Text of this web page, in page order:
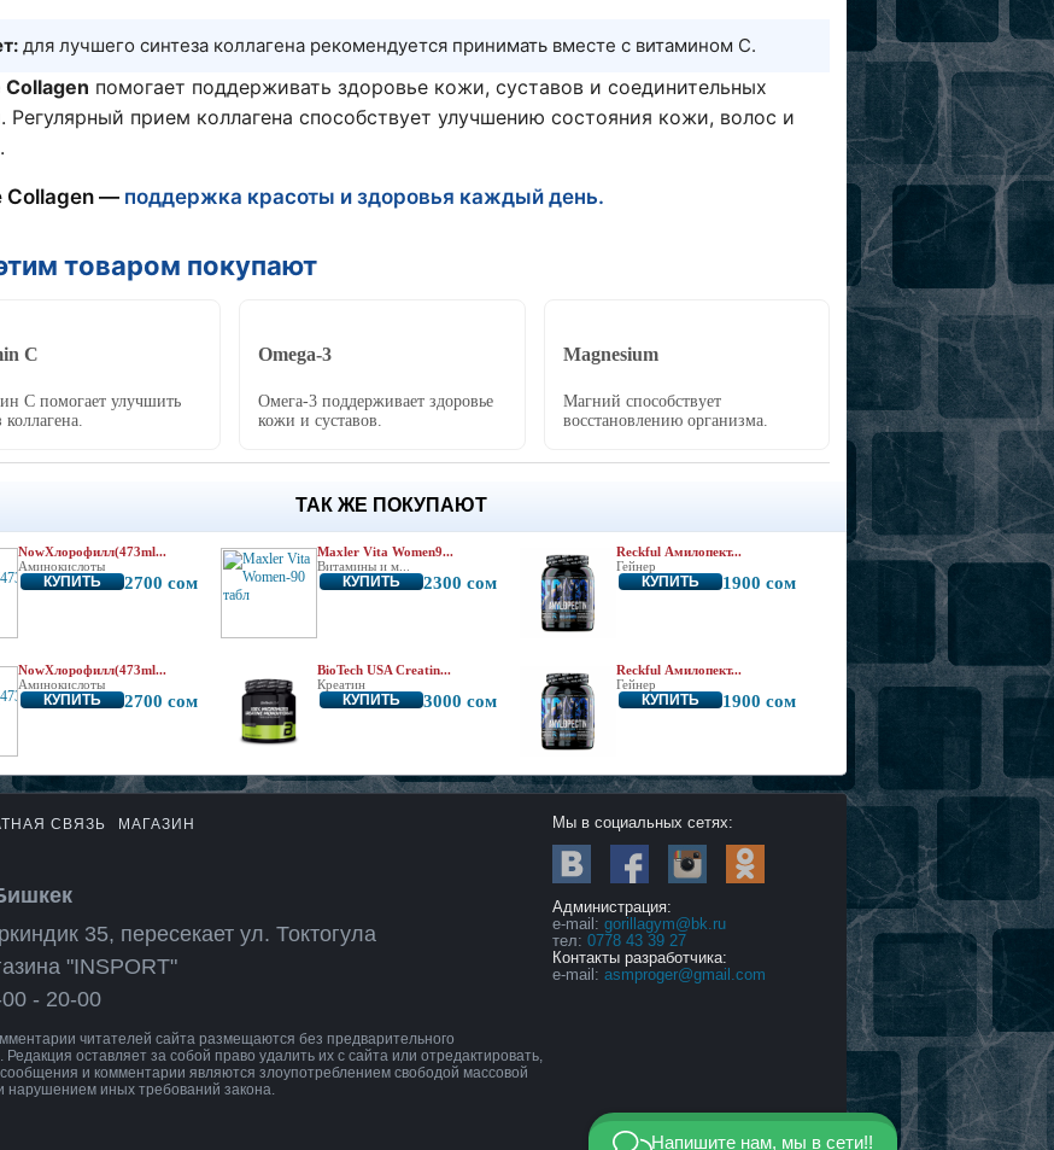
для лучшего синтеза коллагена рекомендуется принимать вместе с витамином C.
Collagen помогает поддерживать здоровье кожи, суставов и соединительных
Регулярный прием коллагена способствует улучшению состояния кожи, волос и
Collagen — поддержка красоты и здоровья каждый день.
товаром покупают
C
C помогает улучшить
коллагена.
Omega-3
Омега-3 поддерживает здоровье
кожи и суставов.
Magnesium
Магний способствует
восстановлению организма.
ТАК ЖЕ ПОКУПАЮТ
NowХлорофилл(473ml...
Аминокислоты
2700 сом
КУПИТЬ
Maxler Vita Women9...
Витамины и м...
2300 сом
КУПИТЬ
Reckful Амилопект...
Гейнер
1900 сом
КУПИТЬ
NowХлорофилл(473ml...
Аминокислоты
2700 сом
КУПИТЬ
BioTech USA Creatin...
Креатин
3000 сом
КУПИТЬ
Reckful Амилопект...
Гейнер
1900 сом
КУПИТЬ
СВЯЗЬ МАГАЗИН Мы в социальных сетях:
Администрация:
е-mail: gorillagym@bk.ru
тел: 0778 43 39 27
Контакты разработчика:
e-mail: asmproger@gmail.com
35, пересекает ул. Токтогула
"INSPORT"
- 20-00
читателей сайта размещаются без предварительного
Редакция оставляет за собой право удалить их с сайта или отредактировать,
и комментарии являются злоупотреблением свободой массовой
иных требований закона.
Напишите нам, мы в сети!!